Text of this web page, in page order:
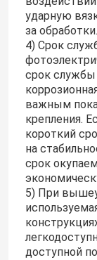
ударную
за обработки.
4) Срок
срок службы
важным
крепления.
короткий
на
срок
5) При
доступной